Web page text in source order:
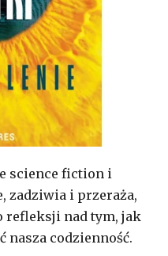
science fiction i
zadziwia i przeraża,
refleksji nad tym, jak
nasza codzienność.